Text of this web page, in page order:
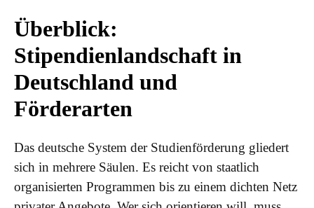
Überblick:
Stipendienlandschaft in
Deutschland und
Förderarten
Das deutsche System der Studienförderung gliedert
sich in mehrere Säulen. Es reicht von staatlich
organisierten Programmen bis zu einem dichten Netz